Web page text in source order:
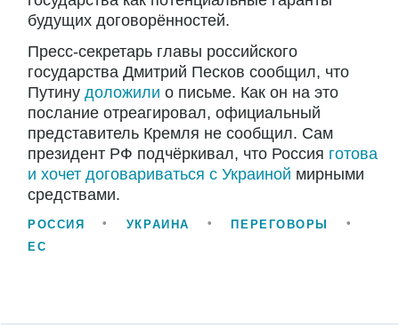
будущих договорённостей.
Пресс-секретарь главы российского
государства Дмитрий Песков сообщил, что
Путину доложили о письме. Как он на это
послание отреагировал, официальный
представитель Кремля не сообщил. Сам
президент РФ подчёркивал, что Россия готова
и хочет договариваться с Украиной мирными
средствами.
РОССИЯ УКРАИНА
ПЕРЕГОВОРЫ
ЕС